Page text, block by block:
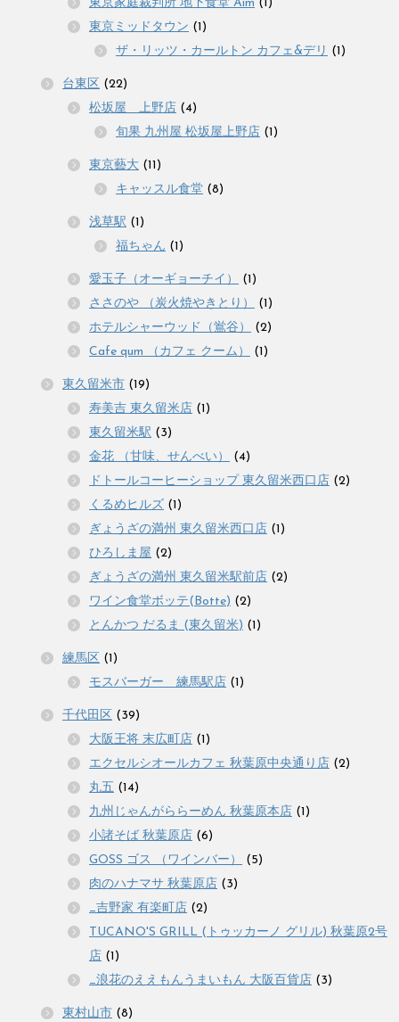
東京家庭裁判所 地下食堂 Aim (1)
東京ミッドタウン (1)
ザ・リッツ・カールトン カフェ&デリ (1)
台東区 (22)
松坂屋 上野店 (4)
旬果 九州屋 松坂屋上野店 (1)
東京藝大 (11)
キャッスル食堂 (8)
浅草駅 (1)
福ちゃん (1)
愛玉子（オーギョーチイ）
(1)
ささのや （炭火焼やきとり）
(1)
ホテルシャーウッド（鴬谷）
(2)
Cafe qum （カフェ クーム）
(1)
東久留米市 (19)
寿美吉 東久留米店 (1)
東久留米駅 (3)
金花 （甘味、せんべい）
(4)
ドトールコーヒーショップ 東久留米西口店 (2)
くるめヒルズ (1)
ぎょうざの満州 東久留米西口店 (1)
ひろしま屋 (2)
ぎょうざの満州 東久留米駅前店 (2)
ワイン食堂ボッテ(Botte) (2)
とんかつ だるま (東久留米) (1)
練馬区 (1)
モスバーガー 練馬駅店 (1)
千代田区 (39)
大阪王将 末広町店 (1)
エクセルシオールカフェ 秋葉原中央通り店 (2)
丸五 (14)
九州じゃんがららーめん 秋葉原本店 (1)
小諸そば 秋葉原店 (6)
GOSS ゴス （ワインバー）
(5)
肉のハナマサ 秋葉原店 (3)
_吉野家 有楽町店 (2)
TUCANO'S GRILL (トゥッカーノ グリル) 秋葉原2号
店 (1)
_浪花のええもんうまいもん 大阪百貨店 (3)
東村山市 (8)